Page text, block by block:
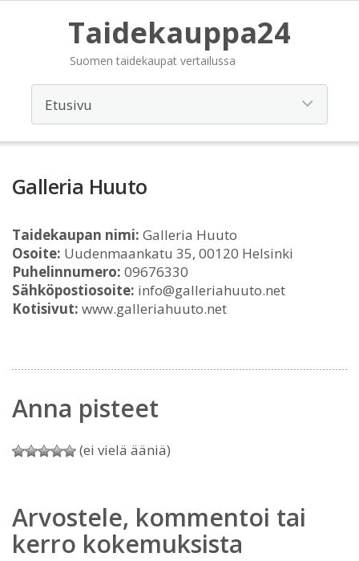
Taidekauppa24
Suomen taidekaupat vertailussa
Galleria Huuto
Taidekaupan nimi: Galleria Huuto
Osoite: Uudenmaankatu 35, 00120 Helsinki
Puhelinnumero: 09676330
Sähköpostiosoite: info@galleriahuuto.net
Kotisivut: www.galleriahuuto.net
Anna pisteet
(ei vielä ääniä)
Arvostele, kommentoi tai
kerro kokemuksista